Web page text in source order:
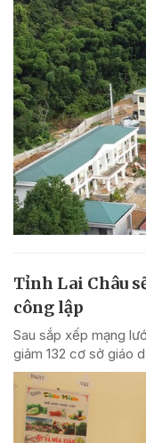
Tỉnh Lai Châu
công lập
Sau sắp xếp mạng
giảm 132 cơ sở giáo